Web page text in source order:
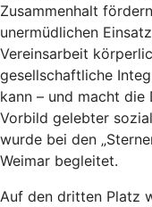
Zusammenhalt
unermüdlichen
Vereinsarbeit
gesellschaftliche
kann – und macht die
Vorbild gelebter
wurde bei den
Weimar begleitet.
Auf den dritten Platz